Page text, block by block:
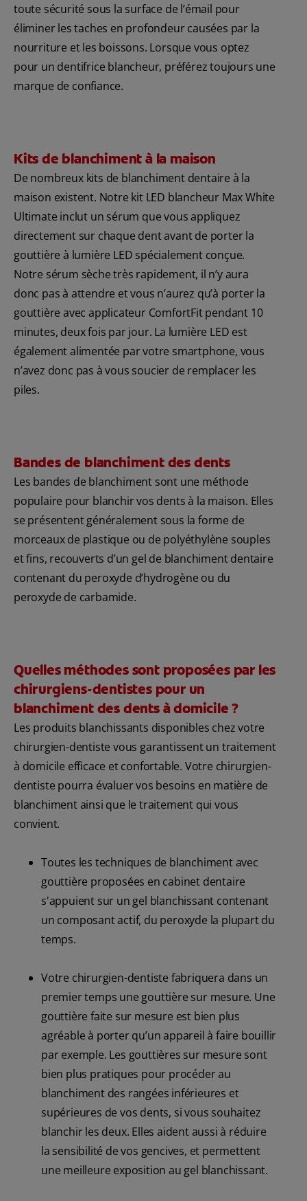
toute sécurité sous la surface de l’émail pour
éliminer les taches en profondeur causées par la
nourriture et les boissons. Lorsque vous optez
pour un dentifrice blancheur, préférez toujours une
marque de confiance.
Kits de blanchiment à la maison
De nombreux kits de blanchiment dentaire à la
maison existent. Notre kit LED blancheur Max White
Ultimate inclut un sérum que vous appliquez
directement sur chaque dent avant de porter la
gouttière à lumière LED spécialement conçue.
Notre sérum sèche très rapidement, il n’y aura
donc pas à attendre et vous n’aurez qu’à porter la
gouttière avec applicateur ComfortFit pendant 10
minutes, deux fois par jour. La lumière LED est
également alimentée par votre smartphone, vous
n’avez donc pas à vous soucier de remplacer les
piles.
Bandes de blanchiment des dents
Les bandes de blanchiment sont une méthode
populaire pour blanchir vos dents à la maison. Elles
se présentent généralement sous la forme de
morceaux de plastique ou de polyéthylène souples
et fins, recouverts d’un gel de blanchiment dentaire
contenant du peroxyde d’hydrogène ou du
peroxyde de carbamide.
Quelles méthodes sont proposées par les
chirurgiens-dentistes pour un
blanchiment des dents à domicile ?
Les produits blanchissants disponibles chez votre
chirurgien-dentiste vous garantissent un traitement
à domicile efficace et confortable. Votre chirurgien-
dentiste pourra évaluer vos besoins en matière de
blanchiment ainsi que le traitement qui vous
convient.
Toutes les techniques de blanchiment avec
gouttière proposées en cabinet dentaire
s'appuient sur un gel blanchissant contenant
un composant actif, du peroxyde la plupart du
temps.
Votre chirurgien-dentiste fabriquera dans un
premier temps une gouttière sur mesure. Une
gouttière faite sur mesure est bien plus
agréable à porter qu’un appareil à faire bouillir
par exemple. Les gouttières sur mesure sont
bien plus pratiques pour procéder au
blanchiment des rangées inférieures et
supérieures de vos dents, si vous souhaitez
blanchir les deux. Elles aident aussi à réduire
la sensibilité de vos gencives, et permettent
une meilleure exposition au gel blanchissant.